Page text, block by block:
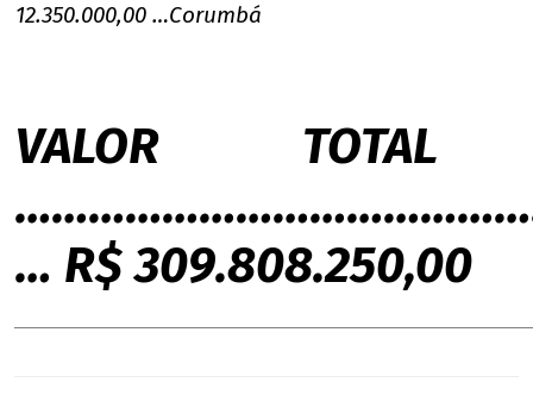
12.350.000,00 …Corumbá
VALOR
… R$ 309.808.250,00